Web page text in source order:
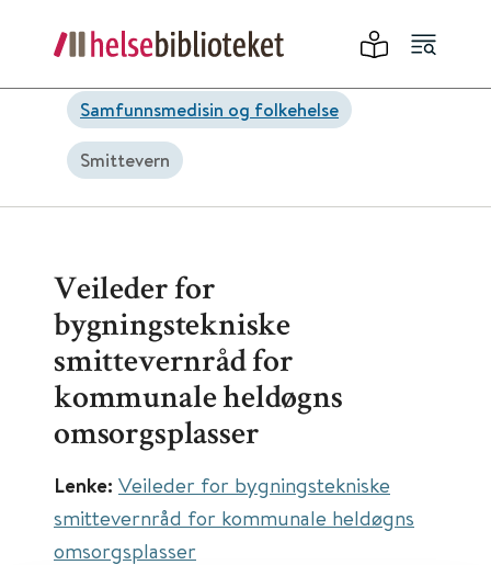
Samfunnsmedisin og folkehelse
Smittevern
Veileder for
bygningstekniske
smittevernråd for
kommunale heldøgns
omsorgsplasser
Lenke: Veileder for bygningstekniske
smittevernråd for kommunale heldøgns
omsorgsplasser